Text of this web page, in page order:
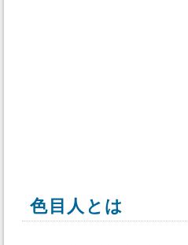
色目人とは